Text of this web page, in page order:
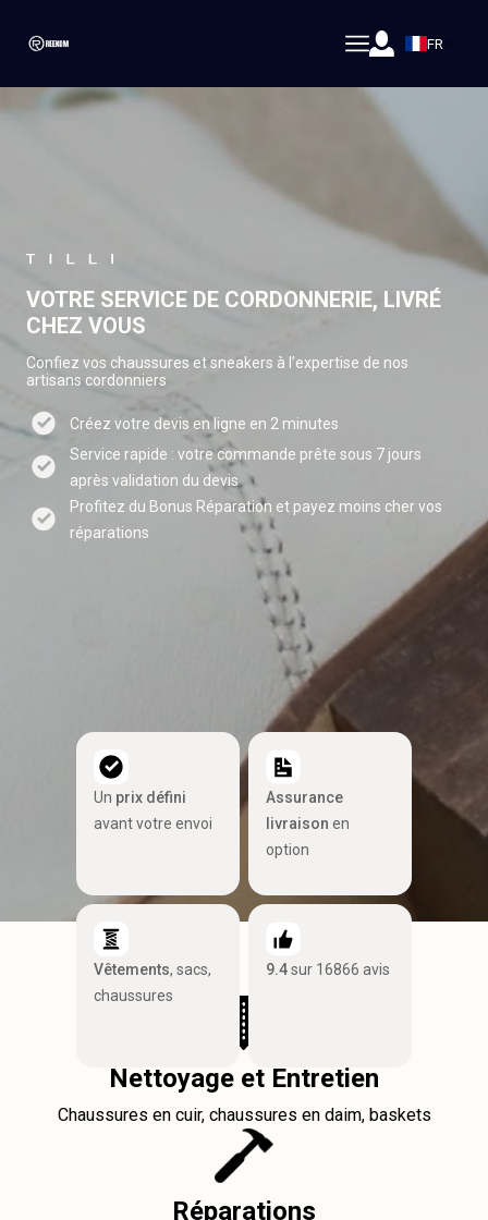
FR
VOTRE SERVICE DE CORDONNERIE, LIVRÉ
CHEZ VOUS
Confiez vos chaussures et sneakers à l’expertise de nos
artisans cordonniers
Créez votre devis en ligne en 2 minutes
Service rapide : votre commande prête sous 7 jours
après validation du devis
Profitez du Bonus Réparation et payez moins cher vos
réparations
Un prix défini
avant votre envoi
Assurance
livraison en
option
Vêtements, sacs,
chaussures
9.4sur 16866 avis
Nettoyage et Entretien
Chaussures en cuir, chaussures en daim, baskets
Réparations